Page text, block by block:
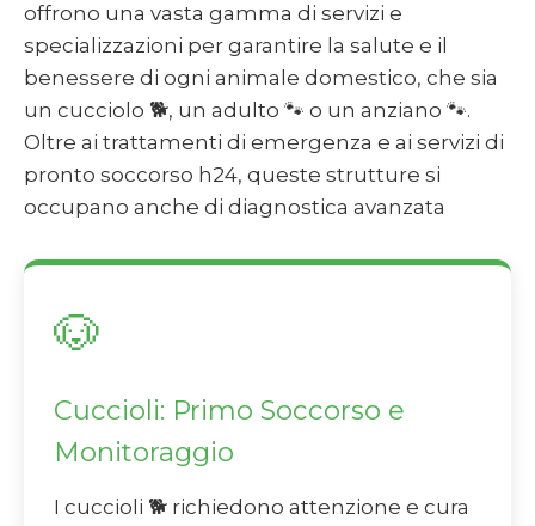
offrono una vasta gamma di servizi e
specializzazioni per garantire la salute e il
benessere di ogni animale domestico, che sia
un cucciolo 🐕, un adulto 🐾 o un anziano 🐾.
Oltre ai trattamenti di emergenza e ai servizi di
pronto soccorso h24, queste strutture si
occupano anche di diagnostica avanzata
🐶
Cuccioli: Primo Soccorso e
Monitoraggio
I cuccioli 🐕 richiedono attenzione e cura